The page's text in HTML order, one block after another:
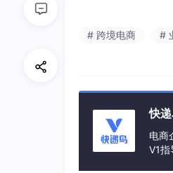
—节中监控”的数
四、AiPrice
价格历史：洞察
AiPrice
价格历
性投入节日品类备
# 跨境电商 #
快
电商
V1指